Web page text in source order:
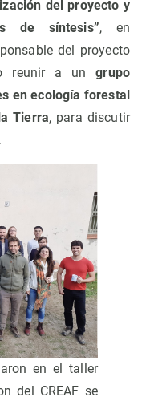
del proyecto y
de síntesis”, en
del proyecto
reunir a ungrupo
en ecología forestal
Tierra, para discutir
en el taller
del CREAF se